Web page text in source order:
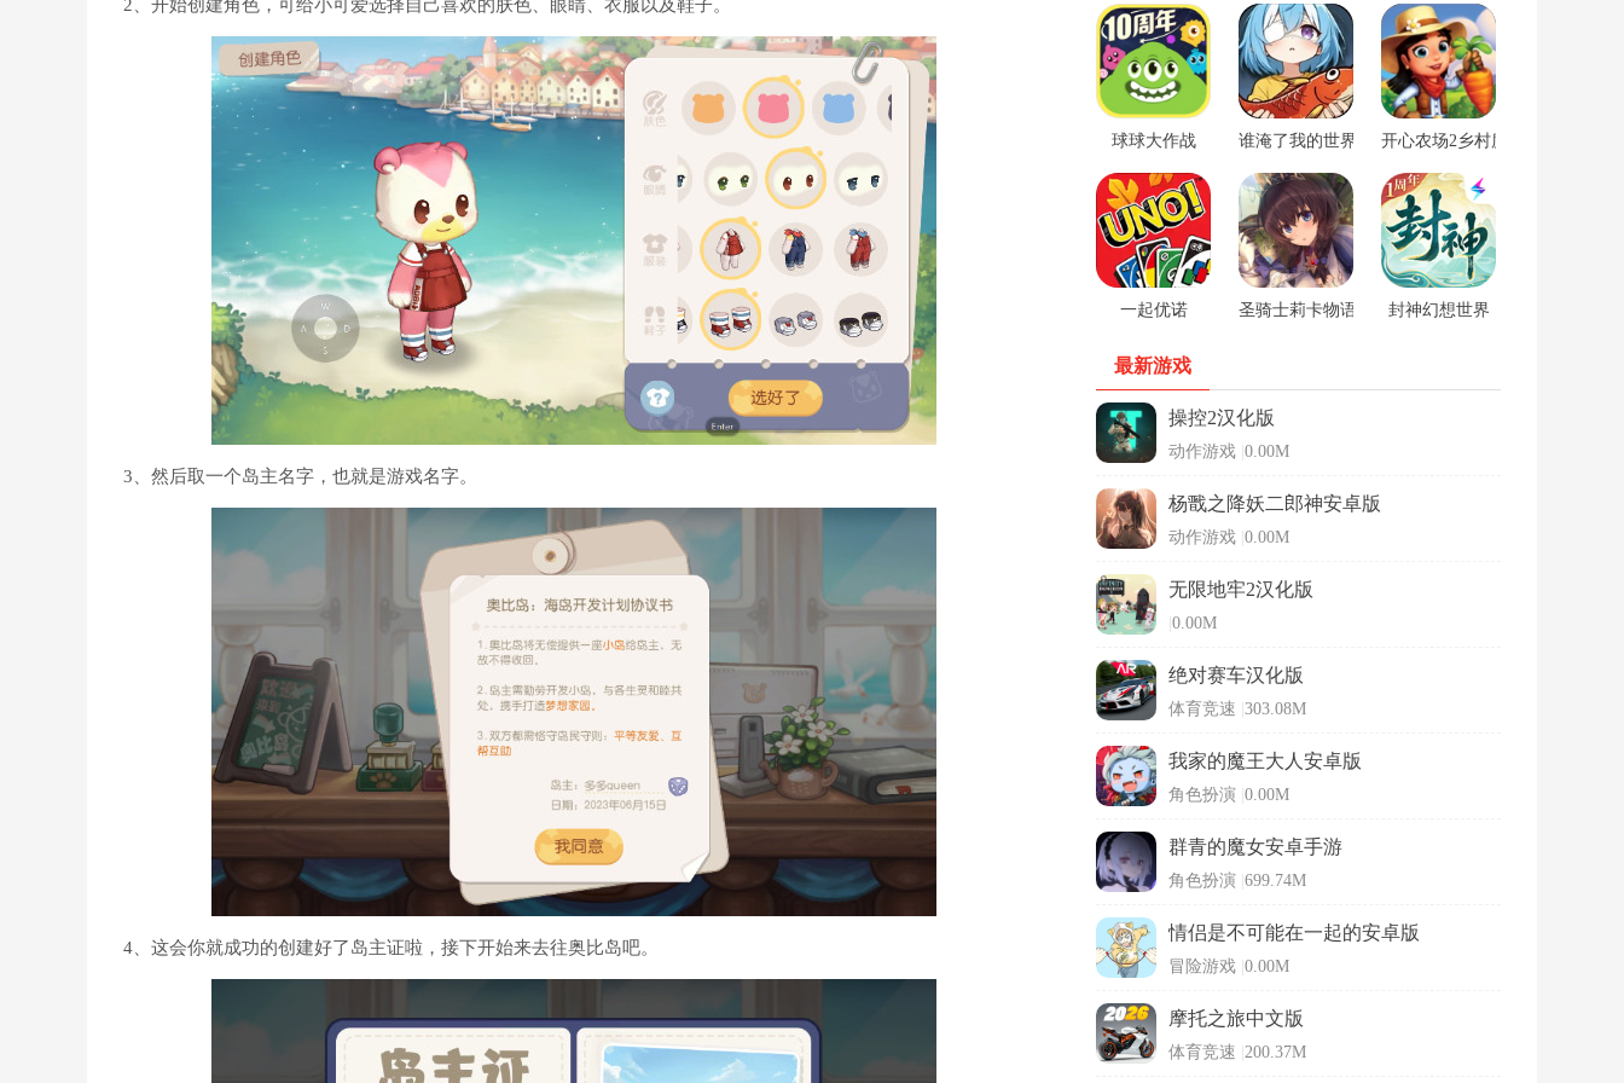
2、开始创建角色，可给小可爱选择自己喜欢的肤色、眼睛、衣服以及鞋子。
3、然后取一个岛主名字，也就是游戏名字。
4、这会你就成功的创建好了岛主证啦，接下开始来去往奥比岛吧。
球球大作战 谁淹了我的世界游戏开心农场2乡村度假中文版
一起优诺 圣骑士莉卡物语安卓手游封神幻想世界
最新游戏
操控2汉化版
动作游戏 0.00M
杨戬之降妖二郎神安卓版
动作游戏 0.00M
无限地牢2汉化版
0.00M
绝对赛车汉化版
体育竞速 303.08M
我家的魔王大人安卓版
角色扮演 0.00M
群青的魔女安卓手游
角色扮演 699.74M
情侣是不可能在一起的安卓版
冒险游戏 0.00M
摩托之旅中文版
体育竞速 200.37M